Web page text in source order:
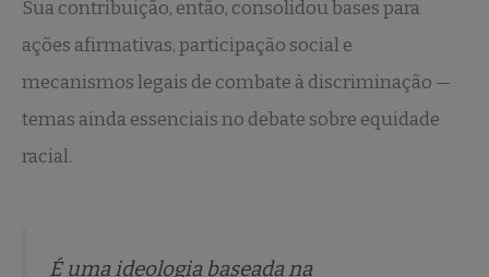
Sua contribuição, então, consolidou bases para
ações afirmativas, participação social e
mecanismos legais de combate à discriminação —
temas ainda essenciais no debate sobre equidade
racial.
É uma ideologia baseada na